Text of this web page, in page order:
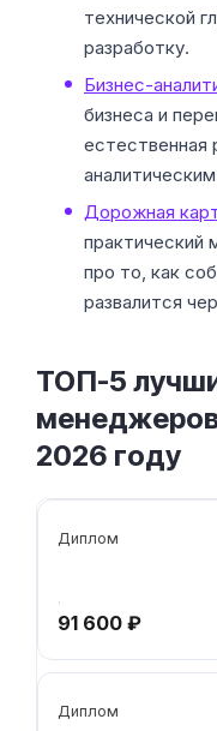
ТОП-5
2026 году
91 600 ₽
Диплом
Диплом
технической
разработку.
Бизнес-
бизнеса и
естественная
Дорожная
практический
про то, как
развалится